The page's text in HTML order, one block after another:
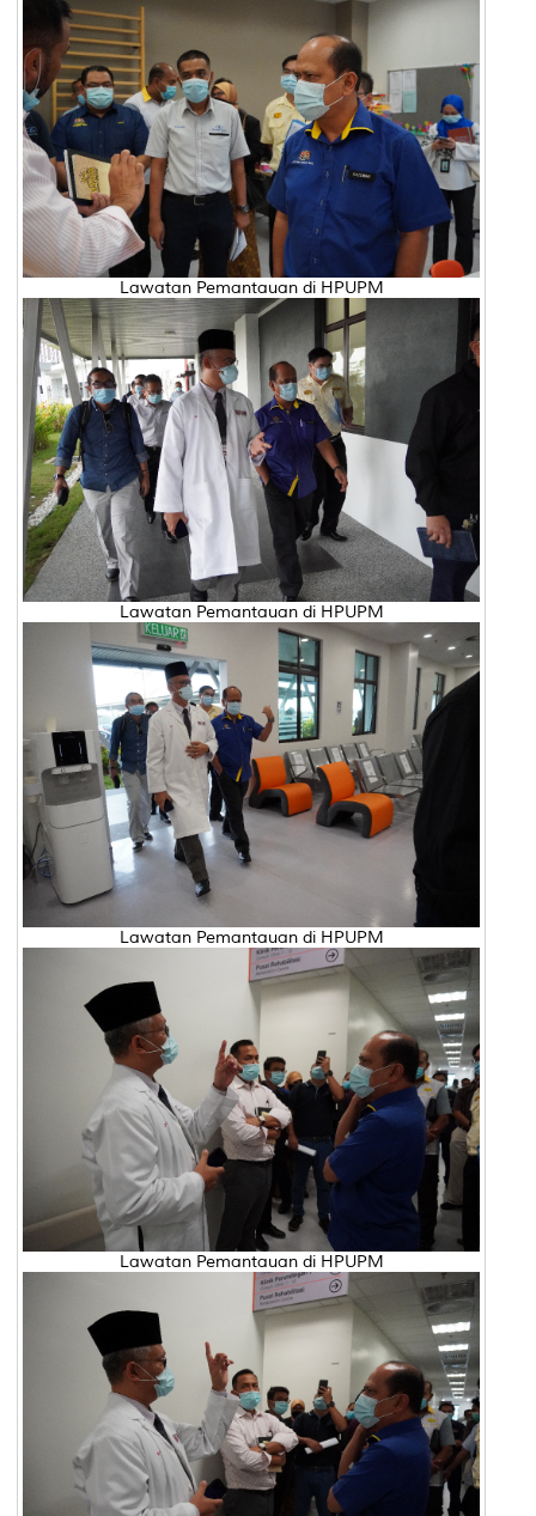
Lawatan Pemantauan di HPUPM
Lawatan Pemantauan di HPUPM
Lawatan Pemantauan di HPUPM
Lawatan Pemantauan di HPUPM